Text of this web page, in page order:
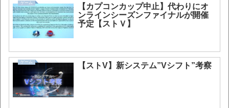
ゲーム
【カプコンカップ中止】代わりにオ
ンラインシーズンファイナルが開催
予定【ストＶ】
ゲーム 【ストV】新システム”Vシフト”考察